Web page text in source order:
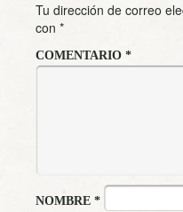
Tu dirección de correo
con *
COMENTARIO *
NOMBRE *